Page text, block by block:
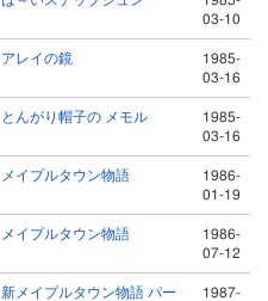
03-10
アレイの鏡
1985-
03-16
とんがり帽子の メモル
1985-
03-16
メイプルタウン物語
1986-
01-19
メイプルタウン物語
1986-
07-12
新メイプルタウン物語 パー
1987-